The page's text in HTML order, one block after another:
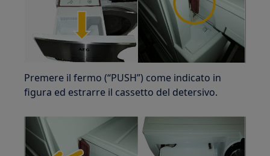
Premere il fermo (“PUSH”) come indicato in
figura ed estrarre il cassetto del detersivo.